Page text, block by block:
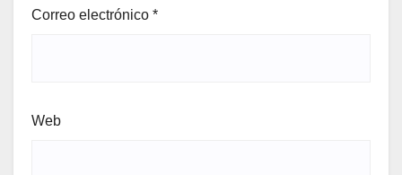
Correo electrónico *
Web